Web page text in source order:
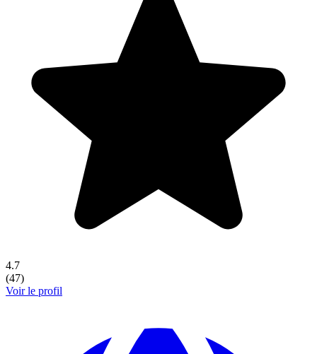
4.7
(47)
Voir le profil